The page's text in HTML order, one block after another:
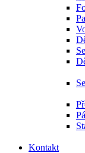
Kontakt